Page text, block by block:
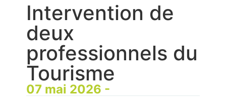
Intervention de
deux
professionnels du
Tourisme
07 mai 2026 -